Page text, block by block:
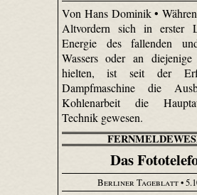
Von Hans Dominik •
Altvordern sich in erster
Energie des fallenden
Wassers oder an
hielten, ist seit der
Dampfmaschine die
Kohlenarbeit die
Technik gewesen.
Das
Berliner Tageblatt•